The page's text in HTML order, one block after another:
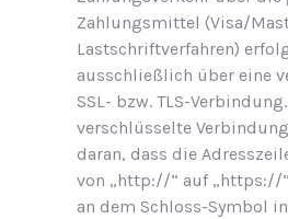
Zahlungsmittel (Visa/
Lastschriftverfahren)
ausschließlich über eine
SSL- bzw. TLS-
verschlüsselte
daran, dass die
von „http://“ auf „https://
an dem Schloss-Symbol